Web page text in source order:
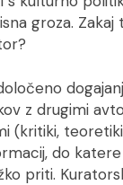
groza. Zakaj
z drugimi
(kritiki,
do
priti.